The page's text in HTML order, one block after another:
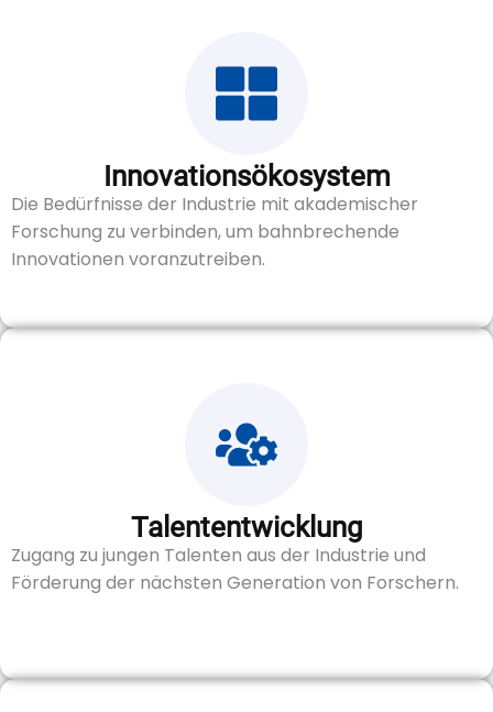
Innovationsökosystem
Die Bedürfnisse der Industrie mit akademischer
Forschung zu verbinden, um bahnbrechende
Innovationen voranzutreiben.
Talententwicklung
Zugang zu jungen Talenten aus der Industrie und
Förderung der nächsten Generation von Forschern.